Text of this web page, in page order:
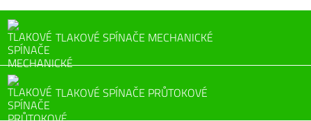
TLAKOVÉ SPÍNAČE MECHANICKÉ
TLAKOVÉ SPÍNAČE PRŮTOKOVÉ